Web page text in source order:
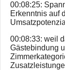
00:08:25:
Erkenntnis auf
00:08:33: weil
Gästebindung